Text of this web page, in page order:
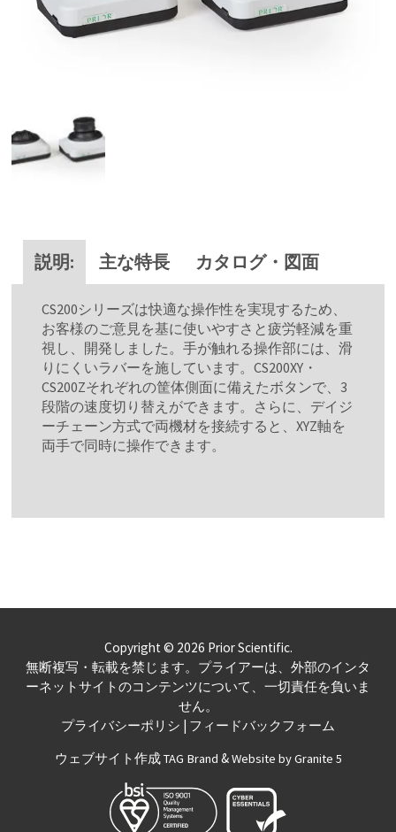
説明: 主な特長 カタログ・図面
CS200シリーズは快適な操作性を実現するため、
お客様のご意見を基に使いやすさと疲労軽減を重
視し、開発しました。手が触れる操作部には、滑
りにくいラバーを施しています。CS200XY・
CS200Zそれぞれの筐体側面に備えたボタンで、3
段階の速度切り替えができます。さらに、デイジ
ーチェーン方式で両機材を接続すると、XYZ軸を
両手で同時に操作できます。
Copyright © 2026 Prior Scientific.
無断複写・転載を禁じます。プライアーは、外部のインタ
ーネットサイトのコンテンツについて、一切責任を負いま
せん。
プライバシーポリシ フィードバックフォーム
ウェブサイト作成TAG Brand &Website by Granite 5